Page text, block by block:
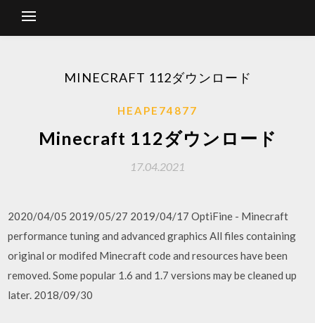
MINECRAFT 112ダウンロード
HEAPE74877
Minecraft 112ダウンロード
17.04.2021
2020/04/05 2019/05/27 2019/04/17 OptiFine - Minecraft
performance tuning and advanced graphics All files containing
original or modifed Minecraft code and resources have been
removed. Some popular 1.6 and 1.7 versions may be cleaned up
later. 2018/09/30